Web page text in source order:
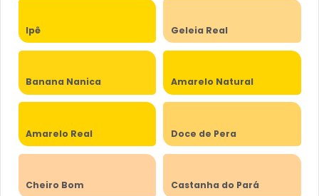
Ipê Geleia Real
Banana Nanica Amarelo Natural
Amarelo Real Doce de Pera
Cheiro Bom Castanha do Pará